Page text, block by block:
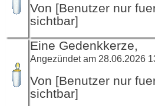
Von [Benutzer nur
sichtbar]
Eine Gedenkkerze,
Angezündet am 28.06.2026
Von [Benutzer nur
sichtbar]